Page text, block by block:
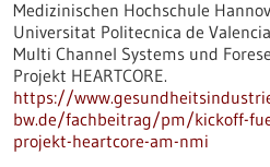
Medizinischen Hochschule
Universitat Politecnica de
Multi Channel Systems und
Projekt HEARTCORE.
https://
bw.de/fachbeitrag/pm/kickoff-
projekt-heartcore-am-nmi